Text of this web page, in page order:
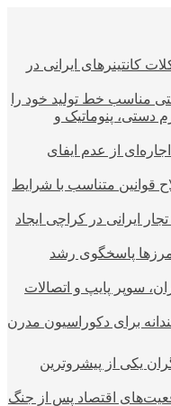
کانتینرهای ایرانی در
مناسب خط تولید خود را
دستی، پنوماتیک و
اجاره‌ای از عدم ایفای
متناسب با شرایط
ایرانی در کراچی ایجاد
مرزها پاسخگوی رشد
سوپر پایپ و اتصالات
برای دکوراسیون مدرن
یکی از پیشروترین
اقتصاد پس از جنگ